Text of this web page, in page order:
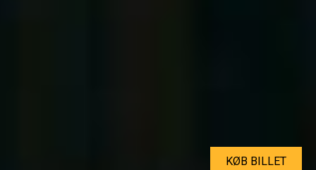
KØB BILLET